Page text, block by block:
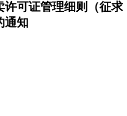
许可证管理细则（征求
通知